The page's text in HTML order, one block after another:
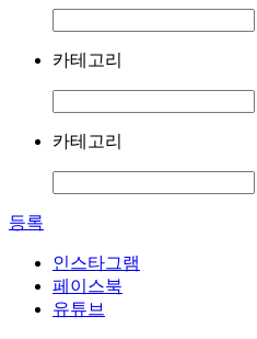
카테고리
카테고리
등록
인스타그램
페이스북
유튜브